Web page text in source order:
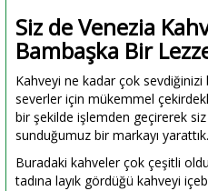
Siz de Venezia
Bambaşka Bir
Kahveyi ne kadar çok
severler için mükemmel
bir şekilde işlemden geçirerek
sunduğumuz bir markayı
Buradaki kahveler çok çeşitli
tadına layık gördüğü kahveyi